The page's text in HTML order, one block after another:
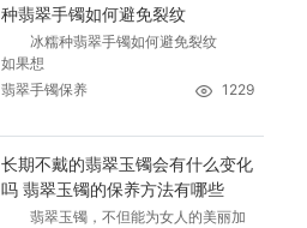
种翡翠手镯如何避免裂纹
冰糯种翡翠手镯如何避免裂纹
如果想
翡翠手镯保养
1229
长期不戴的翡翠玉镯会有什么变化
吗 翡翠玉镯的保养方法有哪些
翡翠玉镯，不但能为女人的美丽加